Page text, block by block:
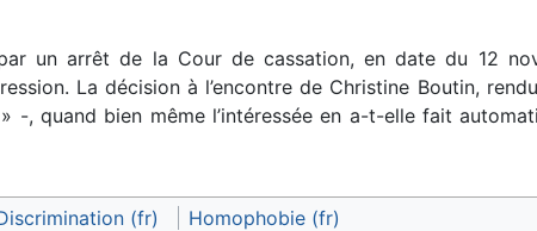
un arrêt de la Cour de cassation, en date du 12
La décision à l’encontre de Christine Boutin,
-, quand bien même l’intéressée en a-t-elle fait
(fr) Homophobie (fr)